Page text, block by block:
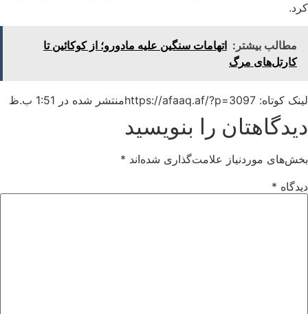
کرد.
مطالب بیشتر: اتهامات سنگین علیه مادورو؛ از کوکائین تا
کارتل‌های مرگ
لینک کوتاه: https://afaaq.af/?p=3097 منتشر شده در 1:51 ب.ظ
دیدگاهتان را بنویسید
بخش‌های موردنیاز علامت‌گذاری شده‌اند *
دیدگاه *